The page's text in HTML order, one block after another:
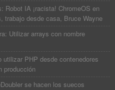
Robot IA ¡racista! ChromeOS en
trabajo desde casa, Bruce Wayne
Utilizar arrays con nombre
utilizar PHP desde contenedores
producción
se hacen los suecos